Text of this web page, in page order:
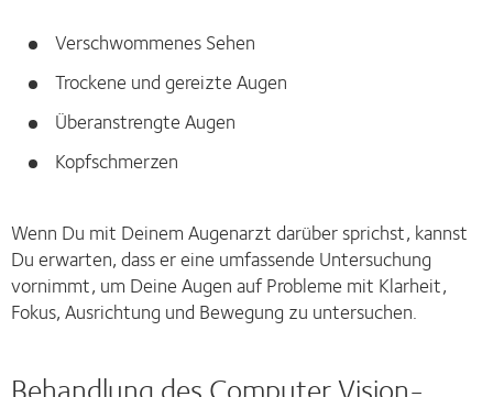
Verschwommenes Sehen
Trockene und gereizte Augen
Überanstrengte Augen
Kopfschmerzen
Wenn Du mit Deinem Augenarzt darüber sprichst, kannst
Du erwarten, dass er eine umfassende Untersuchung
vornimmt, um Deine Augen auf Probleme mit Klarheit,
Fokus, Ausrichtung und Bewegung zu untersuchen.